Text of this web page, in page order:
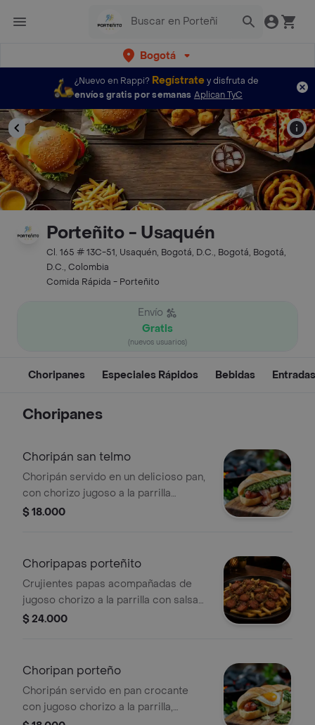
Bogotá
¿Nuevo en Rappi? Regístratey disfruta de
envíos gratis por semanas Aplican TyC
Porteñito - Usaquén
Cl. 165 # 13C-51, Usaquén, Bogotá, D.C., Bogotá, Bogotá,
D.C., Colombia
Comida Rápida - Porteñito
Envío
Gratis
(nuevos usuarios)
Choripanes Especiales Rápidos Bebidas Entradas
Choripanes
Choripán san telmo
Choripán servido en un delicioso pan,
con chorizo jugoso a la parrilla
coronado con tiras crujientes de
$ 18.000
Choripapas porteñito
Crujientes papas acompañadas de
jugoso chorizo a la parrilla con salsa
de pimentón y chimichurri
$ 24.000
Choripan porteño
Choripán servido en pan crocante
con jugoso chorizo a la parrilla,